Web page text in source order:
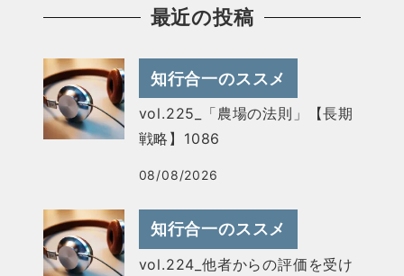
最近の投稿
知行合一のススメ
vol.225_「農場の法則」【長期
戦略】1086
08/08/2026
知行合一のススメ
vol.224_他者からの評価を受け